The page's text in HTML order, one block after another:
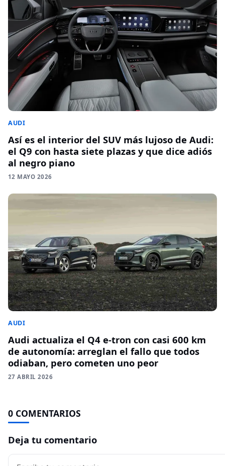
AUDI
Así es el interior del SUV más lujoso de Audi:
el Q9 con hasta siete plazas y que dice adiós
al negro piano
12 MAYO 2026
AUDI
Audi actualiza el Q4 e-tron con casi 600 km
de autonomía: arreglan el fallo que todos
odiaban, pero cometen uno peor
27 ABRIL 2026
0 COMENTARIOS
Deja tu comentario
Comentario